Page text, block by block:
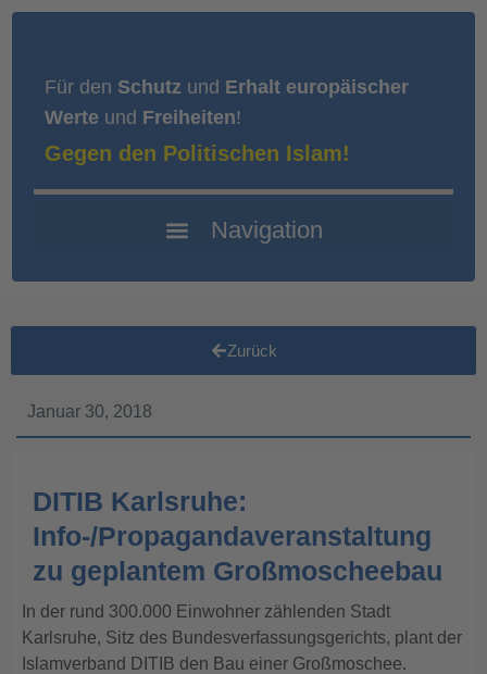
Für den Schutz und Erhalt europäischer
Werte und Freiheiten!
Gegen den Politischen Islam!
Zurück
Januar 30, 2018
DITIB Karlsruhe:
Info-/Propagandaveranstaltung
zu geplantem Großmoscheebau
In der rund 300.000 Einwohner zählenden Stadt
Karlsruhe, Sitz des Bundesverfassungsgerichts, plant der
Islamverband DITIB den Bau einer Großmoschee.